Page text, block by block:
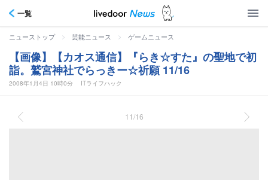
一覧
ニューストップ > 芸能ニュース > ゲームニュース
【画像】【カオス通信】『らき☆すた』の聖地で初
詣。鷲宮神社でらっきー☆祈願 11/16
2008年1月4日 10時0分 ITライフハック
11/16